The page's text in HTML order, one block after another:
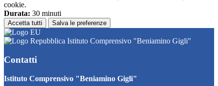
cookie.
Durata: 30 minuti
Accetta tutti Salva le preferenze
Istituto Comprensivo "Beniamino Gigli"
Contatti
Istituto Comprensivo "Beniamino Gigli"